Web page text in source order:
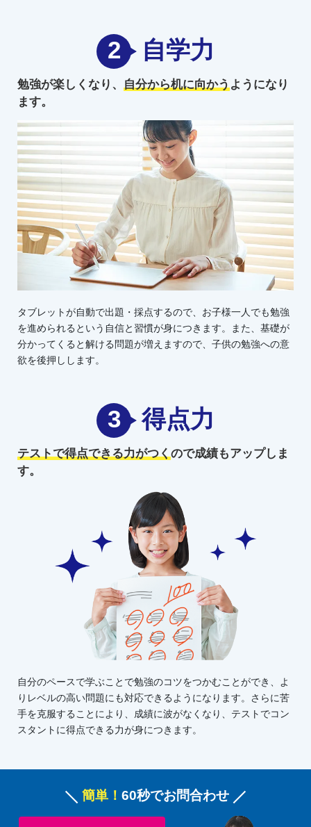
2 自学力
勉強が楽しくなり、 自分から机に向かうようになり
ます。
タブレットが自動で出題・採点するので、お子様一人でも勉強
を進められるという自信と習慣が身につきます。また、基礎が
分かってくると解ける問題が増えますので、子供の勉強への意
欲を後押しします。
3 得点力
テストで得点できる力がつくので成績もアップしま
す。
自分のペースで学ぶことで勉強のコツをつかむことができ、よ
りレベルの高い問題にも対応できるようになります。さらに苦
手を克服することにより、成績に波がなくなり、テストでコン
スタントに得点できる力が身につきます。
簡単！ 60秒でお問合わせ